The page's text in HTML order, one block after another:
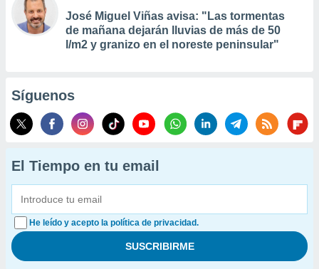
José Miguel Viñas avisa: "Las tormentas
de mañana dejarán lluvias de más de 50
l/m2 y granizo en el noreste peninsular"
Síguenos
El Tiempo en tu email
He leído y acepto la política de privacidad.